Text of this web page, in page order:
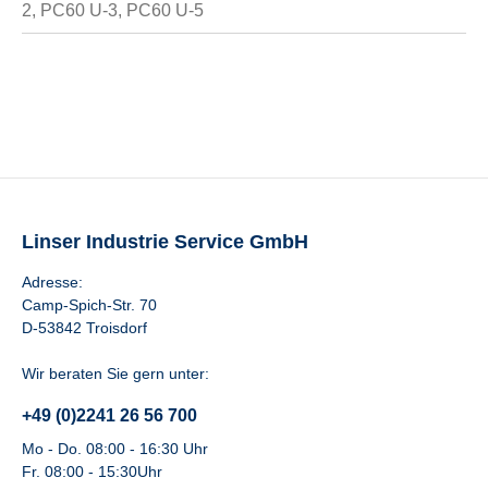
2, PC60 U-3, PC60 U-5
Linser Industrie Service GmbH
Adresse:
Camp-Spich-Str. 70
D-53842 Troisdorf
Wir beraten Sie gern unter:
+49 (0)2241 26 56 700
Mo - Do. 08:00 - 16:30 Uhr
Fr. 08:00 - 15:30Uhr